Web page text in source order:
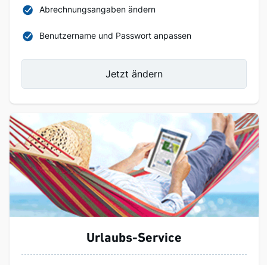
Abrechnungsangaben ändern
Benutzername und Passwort anpassen
Jetzt ändern
Urlaubs-Service